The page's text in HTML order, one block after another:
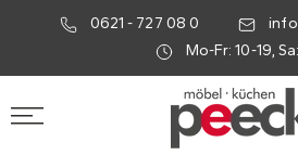
0621 - 727 08 0
Mo-Fr: 10-19,